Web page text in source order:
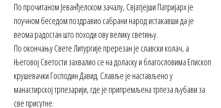
По прочитаном Јеванђелском зачалу, Свјатјејши Патријарх је
поучном беседом поздравио сабрани народ истакавши да је
веома радостан што походи ову велику светињу.
По окончању Свете Литургије пререзан је славски колач, а
Његовој Светости захвалио се на доласку и благословима Епископ
крушевачки Господин Давид. Славље је настављено у
манастирској трпезарији, где је припремљена трпеза љубави за
све присутне.